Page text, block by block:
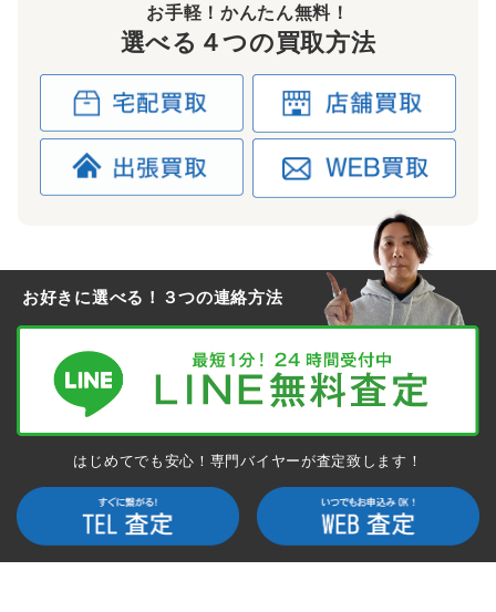
VAPOR WAFFLE
SESAME AND BLUE VOID
2021年に発売された「ヴェイパー ワッフル」です。独特なデ
ザインが話題を呼び人気定番となったハイブリッドモデルで
す。同時に発売されたパープル×イエローのモデルより買取相
場も高めな人気の一足です。
～60,000円買取
DH9186-001
× Jean-Paul Gaultier Vapor Waffle
ナイキ、サカイ、ジャンポール・ゴルチエの豪華なトリプルネ
ームの最新コラボ作です。コロナ禍で発表の延期がされるなど
発売前から高い注目を集める中リリースされたファンも待望の
モデルです。
～25,000円買取
お手軽！かんたん無料！
選べる４つの買取方法
お好きに選べる！３つの連絡方法
はじめてでも安心！専門バイヤーが査定致します！